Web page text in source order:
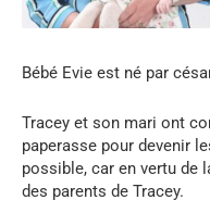
Bébé Evie est né par
Tracey et son mari ont
paperasse pour devenir
possible, car en vertu de
des parents de Tracey.